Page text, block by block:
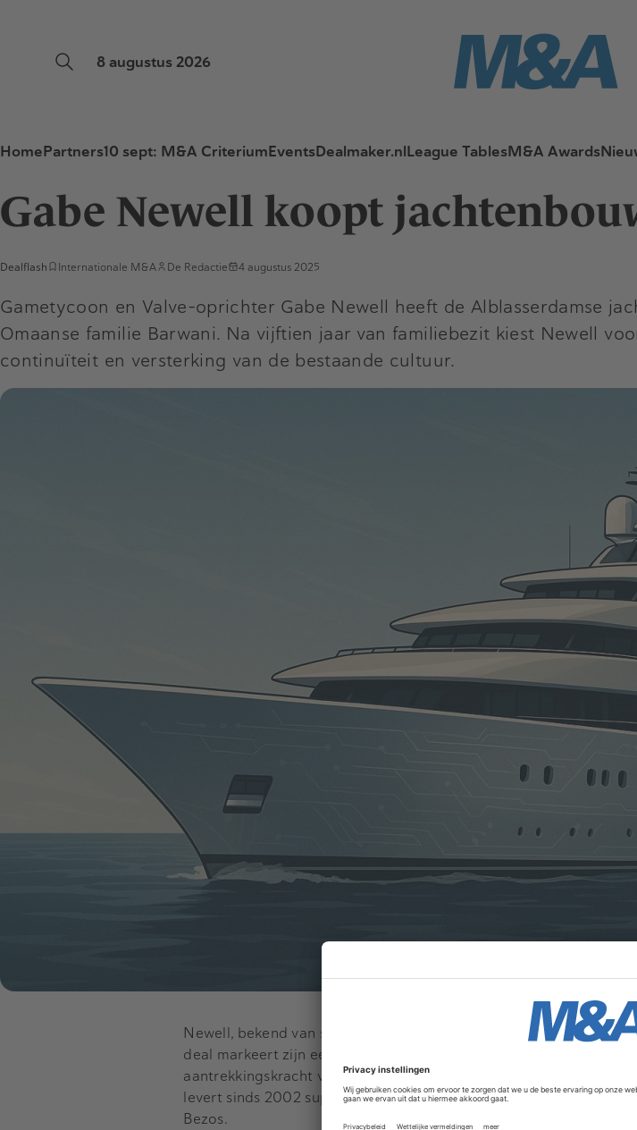
8 augustus 2026
HomePartners10 sept: M&A CriteriumEventsDealmaker.nlLeague TablesM&A Awards
Gabe Newell koopt
Dealflash Internationale M&A De Redactie 4 augustus 2025
Game­tycoon en Valve-oprichter Gabe Newell heeft de Alblasserdamse
Omaanse familie Barwani. Na vijftien jaar van familiebezit kiest Newell
continuïteit en versterking van de bestaande cultuur.
Newell, bekend van succesplatform Steam en de games Portal en
deal markeert zijn eerste investering buiten de technologiesector
aantrekkingskracht van de Nederlandse high-end maritieme
levert sinds 2002 superjachten tot 100 meter lengte en
Bezos.